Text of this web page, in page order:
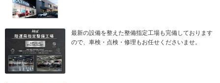
最新の設備を整えた整備指定工場も完備しております
ので、車検・点検・修理もお任せくださいませ。